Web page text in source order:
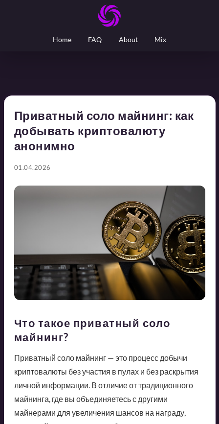
Home FAQ About Mix
Приватный соло майнинг: как
добывать криптовалюту
анонимно
01.04.2026
Что такое приватный соло
майнинг?
Приватный соло майнинг — это процесс добычи
криптовалюты без участия в пулах и без раскрытия
личной информации. В отличие от традиционного
майнинга, где вы объединяетесь с другими
майнерами для увеличения шансов на награду,